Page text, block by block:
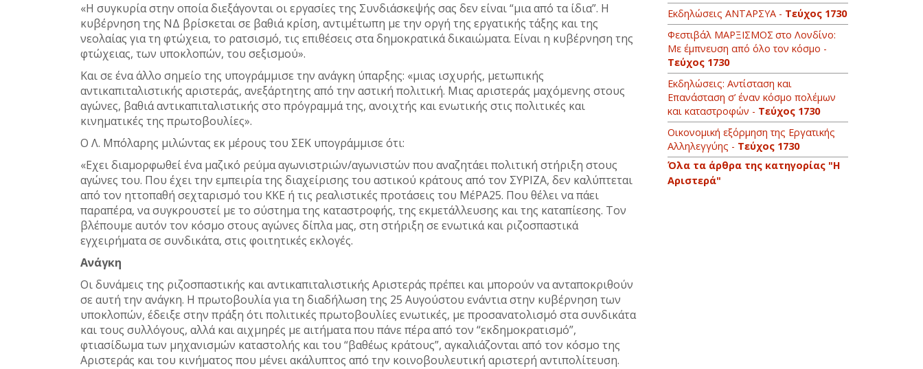
«Η συγκυρία στην οποία διεξάγονται οι εργασίες της Συνδιάσκεψής σας δεν είναι “μια από τα ίδια”. Η
κυβέρνηση της ΝΔ βρίσκεται σε βαθιά κρίση, αντιμέτωπη με την οργή της εργατικής τάξης και της
νεολαίας για τη φτώχεια, το ρατσισμό, τις επιθέσεις στα δημοκρατικά δικαιώματα. Είναι η κυβέρνηση της
φτώχειας, των υποκλοπών, του σεξισμού».
Και σε ένα άλλο σημείο της υπογράμμισε την ανάγκη ύπαρξης: «μιας ισχυρής, μετωπικής
αντικαπιταλιστικής αριστεράς, ανεξάρτητης από την αστική πολιτική. Μιας αριστεράς μαχόμενης στους
αγώνες, βαθιά αντικαπιταλιστικής στο πρόγραμμά της, ανοιχτής και ενωτικής στις πολιτικές και
κινηματικές της πρωτοβουλίες».
Ο Λ. Μπόλαρης μιλώντας εκ μέρους του ΣΕΚ υπογράμμισε ότι:
«Εχει διαμορφωθεί ένα μαζικό ρεύμα αγωνιστριών/αγωνιστών που αναζητάει πολιτική στήριξη στους
αγώνες του. Που έχει την εμπειρία της διαχείρισης του αστικού κράτους από τον ΣΥΡΙΖΑ, δεν καλύπτεται
από τον ηττοπαθή σεχταρισμό του ΚΚΕ ή τις ρεαλιστικές προτάσεις του ΜέΡΑ25. Που θέλει να πάει
παραπέρα, να συγκρουστεί με το σύστημα της καταστροφής, της εκμετάλλευσης και της καταπίεσης. Τον
βλέπουμε αυτόν τον κόσμο στους αγώνες δίπλα μας, στη στήριξη σε ενωτικά και ριζοσπαστικά
εγχειρήματα σε συνδικάτα, στις φοιτητικές εκλογές.
Ανάγκη
Οι δυνάμεις της ριζοσπαστικής και αντικαπιταλιστικής Αριστεράς πρέπει και μπορούν να ανταποκριθούν
σε αυτή την ανάγκη. Η πρωτοβουλία για τη διαδήλωση της 25 Αυγούστου ενάντια στην κυβέρνηση των
υποκλοπών, έδειξε στην πράξη ότι πολιτικές πρωτοβουλίες ενωτικές, με προσανατολισμό στα συνδικάτα
και τους συλλόγους, αλλά και αιχμηρές με αιτήματα που πάνε πέρα από τον “εκδημοκρατισμό”,
φτιασίδωμα των μηχανισμών καταστολής και του “βαθέως κράτους”, αγκαλιάζονται από τον κόσμο της
Αριστεράς και του κινήματος που μένει ακάλυπτος από την κοινοβουλευτική αριστερή αντιπολίτευση.
Εκδηλώσεις ΑΝΤΑΡΣΥΑ - Τεύχος 1730
Φεστιβάλ ΜΑΡΞΙΣΜΟΣ στο Λονδίνο:
Με έμπνευση από όλο τον κόσμο -
Τεύχος 1730
Εκδηλώσεις: Αντίσταση και
Επανάσταση σ’ έναν κόσμο πολέμων
και καταστροφών - Τεύχος 1730
Οικονομική εξόρμηση της Εργατικής
Αλληλεγγύης - Τεύχος 1730
Όλα τα άρθρα της κατηγορίας "Η
Αριστερά"